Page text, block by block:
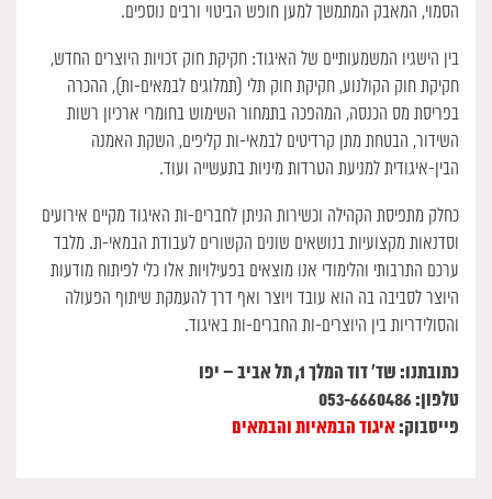
הסמוי, המאבק המתמשך למען חופש הביטוי ורבים נוספים.
בין הישגיו המשמעותיים של האיגוד: חקיקת חוק זכויות היוצרים החדש,
חקיקת חוק הקולנוע, חקיקת חוק תלי (תמלוגים לבמאים-ות), ההכרה
בפריסת מס הכנסה, המהפכה בתמחור השימוש בחומרי ארכיון רשות
השידור, הבטחת מתן קרדיטים לבמאי-ות קליפים, השקת האמנה
הבין-איגודית למניעת הטרדות מיניות בתעשייה ועוד.
כחלק מתפיסת הקהילה וכשירות הניתן לחברים-ות האיגוד מקיים אירועים
וסדנאות מקצועיות בנושאים שונים הקשורים לעבודת הבמאי-ת. מלבד
ערכם התרבותי והלימודי אנו מוצאים בפעילויות אלו כלי לפיתוח מודעות
היוצר לסביבה בה הוא עובד ויוצר ואף דרך להעמקת שיתוף הפעולה
והסולידריות בין היוצרים-ות החברים-ות באיגוד.
כתובתנו: שד׳ דוד המלך 1, תל אביב – יפו
טלפון: 053-6660486
פייסבוק:איגוד הבמאיות והבמאים